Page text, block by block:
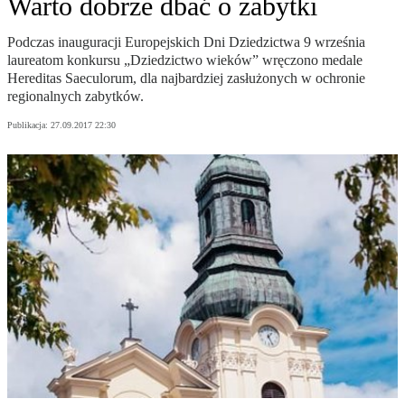
Podczas inauguracji Europejskich Dni Dziedzictwa 9 września
laureatom konkursu „Dziedzictwo wieków” wręczono medale
Hereditas Saeculorum, dla najbardziej zasłużonych w ochronie
regionalnych zabytków.
Publikacja: 27.09.2017 22:30